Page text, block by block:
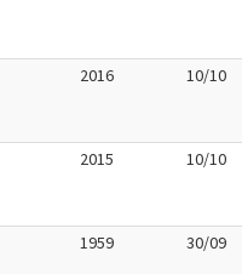
2016 10/10
2015 10/10
1959 30/09